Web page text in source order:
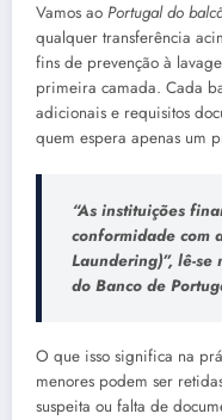
Vamos ao Portugal do
qualquer transferência
fins de prevenção à
primeira camada. Cada
adicionais e requisitos
quem espera apenas um
“As instituições
conformidade com
Laundering)”, lê-
do Banco de
O que isso significa na
menores podem ser
suspeita ou falta de